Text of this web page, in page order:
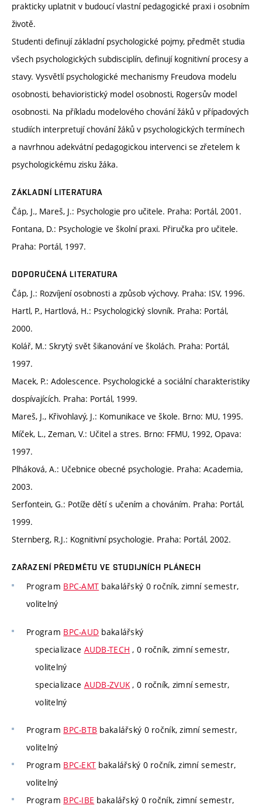
prakticky uplatnit v budoucí vlastní pedagogické praxi i osobním
životě.
Studenti definují základní psychologické pojmy, předmět studia
všech psychologických subdisciplín, definují kognitivní procesy a
stavy. Vysvětlí psychologické mechanismy Freudova modelu
osobnosti, behavioristický model osobnosti, Rogersův model
osobnosti. Na příkladu modelového chování žáků v případových
studiích interpretují chování žáků v psychologických termínech
a navrhnou adekvátní pedagogickou intervenci se zřetelem k
psychologickému zisku žáka.
ZÁKLADNÍ LITERATURA
Čáp, J., Mareš, J.: Psychologie pro učitele. Praha: Portál, 2001.
Fontana, D.: Psychologie ve školní praxi. Přiručka pro učitele.
Praha: Portál, 1997.
DOPORUČENÁ LITERATURA
Čáp, J.: Rozvíjení osobnosti a způsob výchovy. Praha: ISV, 1996.
Hartl, P., Hartlová, H.: Psychologický slovník. Praha: Portál,
2000.
Kolář, M.: Skrytý svět šikanování ve školách. Praha: Portál,
1997.
Macek, P.: Adolescence. Psychologické a sociální charakteristiky
dospívajících. Praha: Portál, 1999.
Mareš, J., Křivohlavý, J.: Komunikace ve škole. Brno: MU, 1995.
Míček, L., Zeman, V.: Učitel a stres. Brno: FFMU, 1992, Opava:
1997.
Plháková, A.: Učebnice obecné psychologie. Praha: Academia,
2003.
Serfontein, G.: Potíže dětí s učením a chováním. Praha: Portál,
1999.
Sternberg, R.J.: Kognitivní psychologie. Praha: Portál, 2002.
ZAŘAZENÍ PŘEDMĚTU VE STUDIJNÍCH PLÁNECH
Program BPC-AMT bakalářský 0 ročník, zimní semestr,
volitelný
Program BPC-AUD bakalářský
specializace AUDB-TECH , 0 ročník, zimní semestr,
volitelný
specializace AUDB-ZVUK , 0 ročník, zimní semestr,
volitelný
Program BPC-BTB bakalářský 0 ročník, zimní semestr,
volitelný
Program BPC-EKT bakalářský 0 ročník, zimní semestr,
volitelný
Program BPC-IBE bakalářský 0 ročník, zimní semestr,